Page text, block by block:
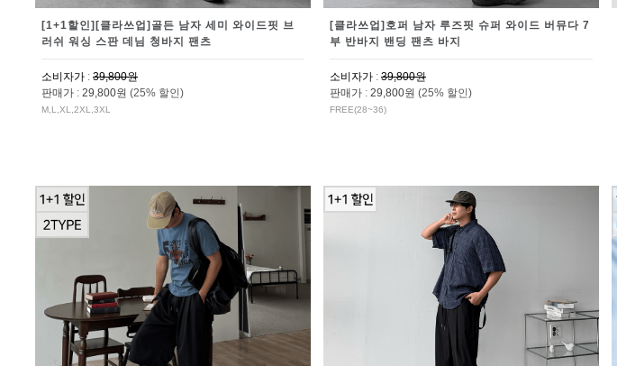
[1+1할인][클라쓰업]골든 남자 세미 와이드핏 브
러쉬 워싱 스판 데님 청바지 팬츠
소비자가 : 39,800원
판매가 : 29,800원 (25% 할인)
M,L,XL,2XL,3XL
[클라쓰업]호퍼 남자 루즈핏 슈퍼 와이드 버뮤다 7
부 반바지 밴딩 팬츠 바지
소비자가 : 39,800원
판매가 : 29,800원 (25% 할인)
FREE(28~36)